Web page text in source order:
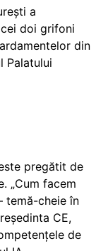
a
doi grifoni
din
Palatului
pregătit de
„Cum facem
temă-cheie în
CE,
de